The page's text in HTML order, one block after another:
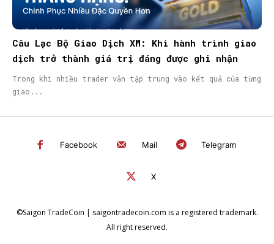
Câu Lạc Bộ Giao Dịch XM: Khi hành trình giao
dịch trở thành giá trị đáng được ghi nhận
Trong khi nhiều trader vẫn tập trung vào kết quả của từng
giao...
Facebook Mail Telegram
X
©Saigon TradeCoin | saigontradecoin.com is a registered trademark.
All right reserved.